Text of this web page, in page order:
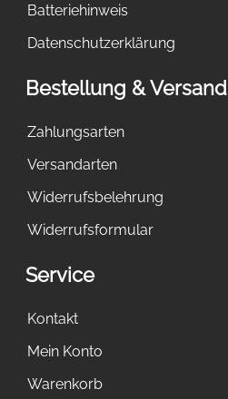
Batteriehinweis
Datenschutzerklärung
Bestellung & Versand
Zahlungsarten
Versandarten
Widerrufsbelehrung
Widerrufsformular
Service
Kontakt
Mein Konto
Warenkorb